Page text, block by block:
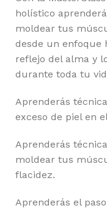
holístico
moldear tus
desde un enfoque
reflejo del alma y
durante toda tu
Aprenderás
exceso de piel en
Aprenderás
moldear tus
flacidez.
Aprenderás el